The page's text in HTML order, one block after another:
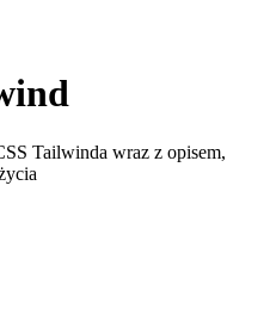
Tailwinda wraz z opisem,